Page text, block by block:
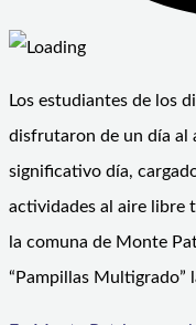
Los estudiantes de los
disfrutaron de un día al
significativo día,
actividades al aire libre
la comuna de Monte
“Pampillas Multigrado”